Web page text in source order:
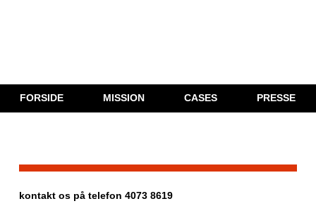
FORSIDE MISSION CASES PRESSE
kontakt os på telefon 4073 8619